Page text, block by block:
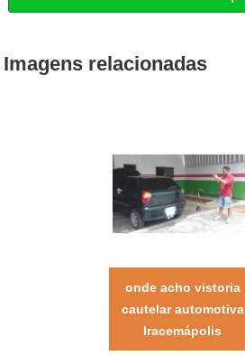
Imagens relacionadas
onde acho vistoria
cautelar automotiva
Iracemápolis